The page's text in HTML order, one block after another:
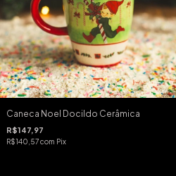
Caneca Noel Docildo Cerâmica
R$147,97
R$140,57com Pix